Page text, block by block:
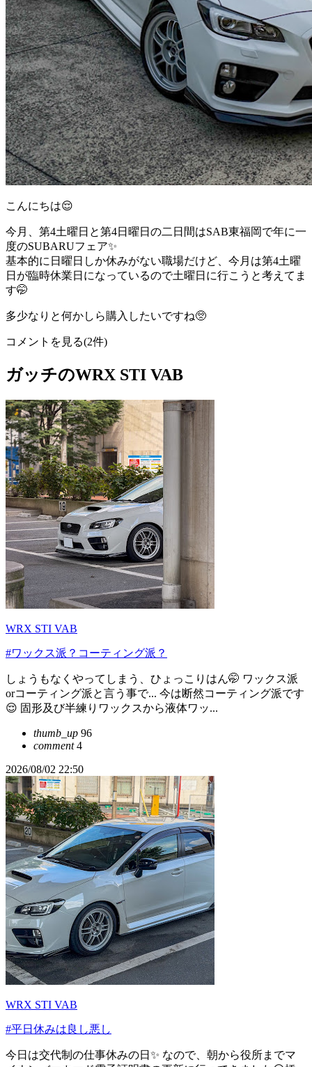
こんにちは😌
今月、第4土曜日と第4日曜日の二日間はSAB東福岡で年に一
度のSUBARUフェア✨️
基本的に日曜日しか休みがない職場だけど、今月は第4土曜
日が臨時休業日になっているので土曜日に行こうと考えてま
す🤭
多少なりと何かしら購入したいですね🥺
コメントを見る(2件)
ガッチのWRX STI VAB
WRX STI VAB
#ワックス派？コーティング派？
しょうもなくやってしまう、ひょっこりはん🤭 ワックス派
orコーティング派と言う事で... 今は断然コーティング派です
😌 固形及び半練りワックスから液体ワッ...
thumb_up 96
comment4
2026/08/02 22:50
WRX STI VAB
#平日休みは良し悪し
今日は交代制の仕事休みの日✨️ なので、朝から役所までマ